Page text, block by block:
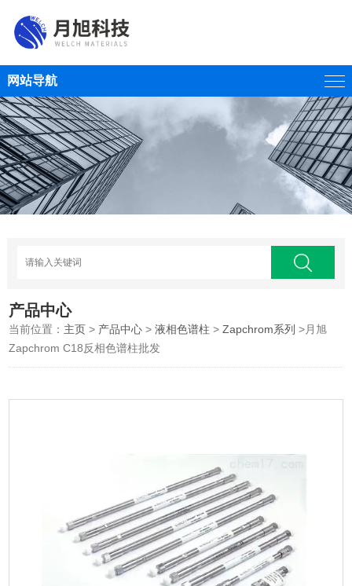
网站导航
产品中心
当前位置： 主页 > 产品中心 >液相色谱柱 >Zapchrom系列 >月旭
Zapchrom C18反相色谱柱批发